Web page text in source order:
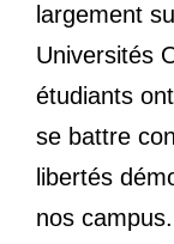
largement
Universités
étudiants
se battre
libertés
nos